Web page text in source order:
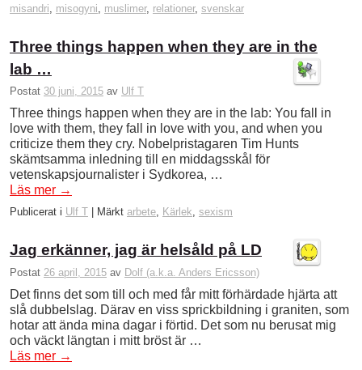
misandri
misogyni muslimer, relationer, svenskar
Three things happen when they are in the
lab …
Postat 30 juni, 2015 av Ulf T
Three things happen when they are in the lab: You fall in
love with them, they fall in love with you, and when you
criticize them they cry. Nobelpristagaren Tim Hunts
skämtsamma inledning till en middagsskål för
vetenskapsjournalister i Sydkorea, …
Läs mer →
Publicerat i Ulf T Märkt arbete, Kärlek, sexism
Jag erkänner, jag är helsåld på LD
Postat 26 april, 2015 av Dolf (a.k.a. Anders Ericsson)
Det finns det som till och med får mitt förhärdade hjärta att
slå dubbelslag. Därav en viss sprickbildning i graniten, som
hotar att ända mina dagar i förtid. Det som nu berusat mig
och väckt längtan i mitt bröst är …
Läs mer →